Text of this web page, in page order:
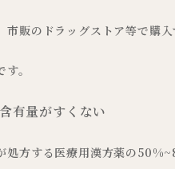
販のドラッグストア等で購
。
有量がすくない
方する医療用漢方薬の